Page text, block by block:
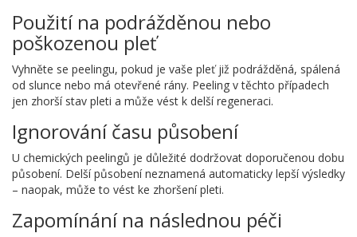
Použití na podrážděnou nebo
poškozenou pleť
Vyhněte se peelingu, pokud je vaše pleť již podrážděná, spálená
od slunce nebo má otevřené rány. Peeling v těchto případech
jen zhorší stav pleti a může vést k delší regeneraci.
Ignorování času působení
U chemických peelingů je důležité dodržovat doporučenou dobu
působení. Delší působení neznamená automaticky lepší výsledky
– naopak, může to vést ke zhoršení pleti.
Zapomínání na následnou péči